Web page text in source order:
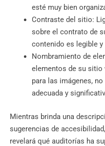
esté muy bien
Contraste del sitio:
sobre el contrato de
contenido es legible
Nombramiento de
elementos de su sitio
para las imágenes,
adecuada y
Mientras brinda una
sugerencias de
revelará qué auditorías ha